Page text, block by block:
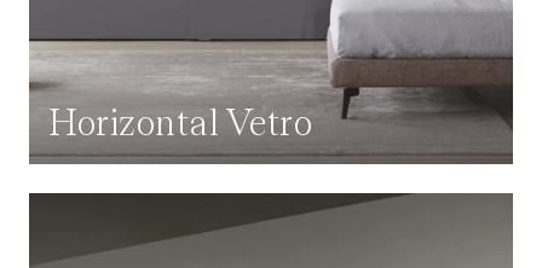
Horizontal Vetro